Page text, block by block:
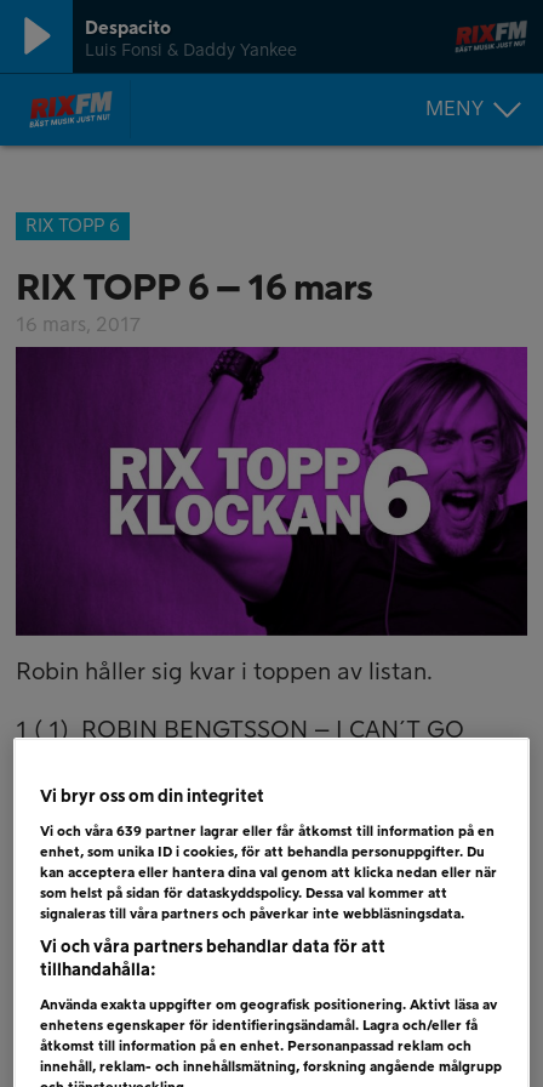
Despacito
Luis Fonsi & Daddy Yankee
MENY
RIX TOPP 6
RIX TOPP 6 – 16 mars
16 mars, 2017
Robin håller sig kvar i toppen av listan.
1 ( 1) ROBIN BENGTSSON – I CAN´T GO
3 ( 2) WIKTORIA – AS I LAY ME DOWN
4 ( 5) THE CHAINSMOKERS & COLDPLAY
– SOMETHING JUST LIKE THIS
5 ( 4) NANO – HOLD ON
6 ( 6) MARIETTE – A MILLION YEARS
BEBE REXHA – I GOT YOU
BENJAMIN INGROSSO – GOOD LOVIN´
Vi bryr oss om din integritet
Vi och våra639 partner lagrar eller får åtkomst till information på en
enhet, som unika ID i cookies, för att behandla personuppgifter. Du
kan acceptera eller hantera dina val genom att klicka nedan eller när
som helst på sidan för dataskyddspolicy. Dessa val kommer att
signaleras till våra partners och påverkar inte webbläsningsdata.
Vi och våra partners behandlar data för att
tillhandahålla:
Använda exakta uppgifter om geografisk positionering. Aktivt läsa av
enhetens egenskaper för identifieringsändamål. Lagra och/eller få
åtkomst till information på en enhet. Personanpassad reklam och
innehåll, reklam- och innehållsmätning, forskning angående målgrupp